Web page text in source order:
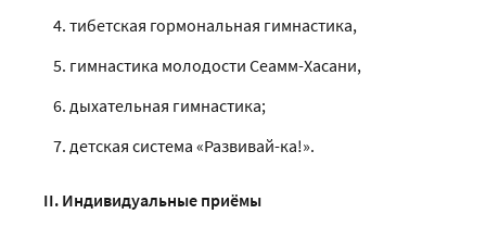
тибетская гормональная гимнастика,
гимнастика молодости Сеамм-Хасани,
дыхательная гимнастика;
детская система «Развивай-ка!».
II. Индивидуальные приёмы